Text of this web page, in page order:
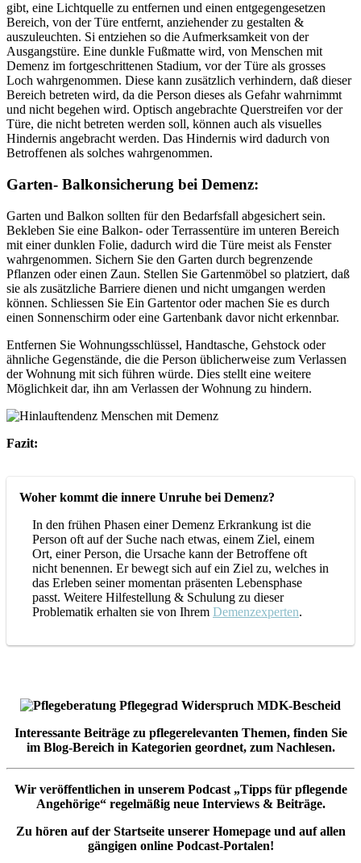
gibt, eine Lichtquelle zu entfernen und einen entgegengesetzen
Bereich, von der Türe entfernt, anziehender zu gestalten &
auszuleuchten. Si entziehen so die Aufmerksamkeit von der
Ausgangstüre. Eine dunkle Fußmatte wird, von Menschen mit
Demenz im fortgeschrittenen Stadium, vor der Türe als grosses
Loch wahrgenommen. Diese kann zusätzlich verhindern, daß dieser
Bereich betreten wird, da die Person dieses als Gefahr wahrnimmt
und nicht begehen wird. Optisch angebrachte Querstreifen vor der
Türe, die nicht betreten werden soll, können auch als visuelles
Hindernis angebracht werden. Das Hindernis wird dadurch von
Betroffenen als solches wahrgenommen.
Garten- Balkonsicherung bei Demenz:
Garten und Balkon sollten für den Bedarfsfall abgesichert sein.
Bekleben Sie eine Balkon- oder Terrassentüre im unteren Bereich
mit einer dunklen Folie, dadurch wird die Türe meist als Fenster
wahrgenommen. Sichern Sie den Garten durch begrenzende
Pflanzen oder einen Zaun. Stellen Sie Gartenmöbel so platziert, daß
sie als zusätzliche Barriere dienen und nicht umgangen werden
können. Schliessen Sie Ein Gartentor oder machen Sie es durch
einen Sonnenschirm oder eine Gartenbank davor nicht erkennbar.
Entfernen Sie Wohnungsschlüssel, Handtasche, Gehstock oder
ähnliche Gegenstände, die die Person üblicherweise zum Verlassen
der Wohnung mit sich führen würde. Dies stellt eine weitere
Möglichkeit dar, ihn am Verlassen der Wohnung zu hindern.
Fazit:
Woher kommt die innere Unruhe bei Demenz?
In den frühen Phasen einer Demenz Erkrankung ist die
Person oft auf der Suche nach etwas, einem Ziel, einem
Ort, einer Person, die Ursache kann der Betroffene oft
nicht benennen. Er bewegt sich auf ein Ziel zu, welches in
das Erleben seiner momentan präsenten Lebensphase
passt. Weitere Hilfestellung & Schulung zu dieser
Problematik erhalten sie von Ihrem Demenzexperten.
Interessante Beiträge zu pflegerelevanten Themen, finden Sie
im Blog-Bereich in Kategorien geordnet, zum Nachlesen.
Wir veröffentlichen in unserem Podcast „Tipps für pflegende
Angehörige“ regelmäßig neue Interviews & Beiträge.
Zu hören auf der Startseite unserer Homepage und auf allen
gängigen online Podcast-Portalen!